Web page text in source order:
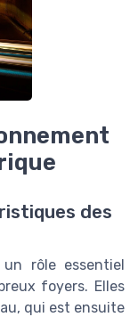
des
rôle essentiel
foyers. Elles
qui est ensuite